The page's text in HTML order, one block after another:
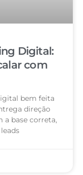
Digital:
com
bem feita
direção
a base correta,